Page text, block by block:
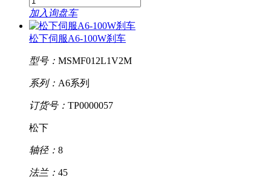
加入询盘车
松下伺服A6-100W刹车
型号： MSMF012L1V2M
系列： A6系列
订货号： TP0000057
松下
轴径： 8
法兰： 45